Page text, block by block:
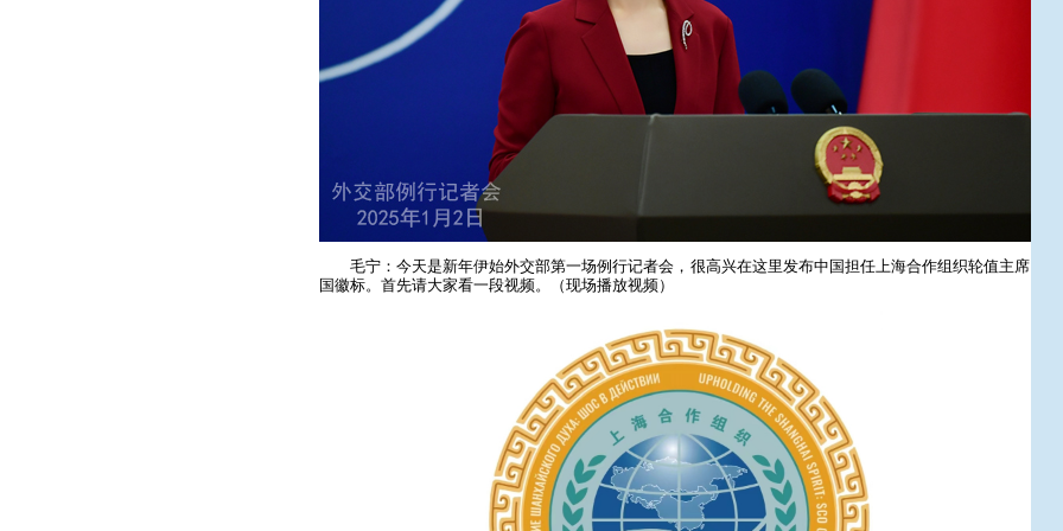
毛宁：今天是新年伊始外交部第一场例行记者会，很高兴在这里发布中国担任上海合作组织轮值主席
国徽标。 首先请大家看一段视频。 （现场播放视频）